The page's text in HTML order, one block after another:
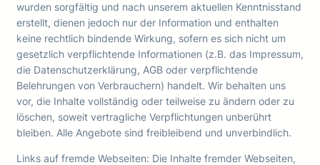
wurden sorgfältig und nach unserem aktuellen Kenntnisstand
erstellt, dienen jedoch nur der Information und enthalten
keine rechtlich bindende Wirkung, sofern es sich nicht um
gesetzlich verpflichtende Informationen (z.B. das Impressum,
die Datenschutzerklärung, AGB oder verpflichtende
Belehrungen von Verbrauchern) handelt. Wir behalten uns
vor, die Inhalte vollständig oder teilweise zu ändern oder zu
löschen, soweit vertragliche Verpflichtungen unberührt
bleiben. Alle Angebote sind freibleibend und unverbindlich.
Links auf fremde Webseiten: Die Inhalte fremder Webseiten,